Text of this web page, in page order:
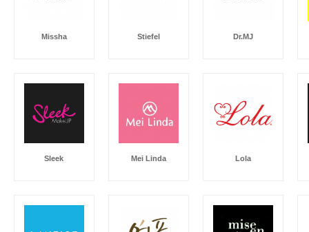
Missha Stiefel Dr.MJ
Sleek Mei Linda Lola